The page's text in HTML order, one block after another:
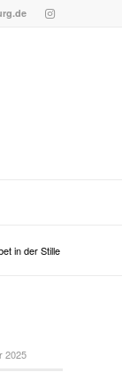
in der Stille
2025